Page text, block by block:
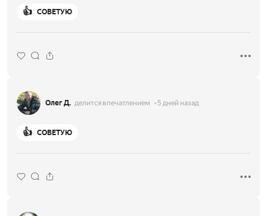
👍 СОВЕТУЮ
Олег Д. делится впечатлением 5 дней назад
👍 СОВЕТУЮ